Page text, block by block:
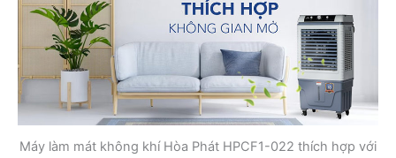
Máy làm mát không khí Hòa Phát HPCF1-022 thích hợp với